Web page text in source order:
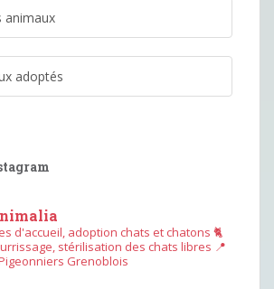
animaux
adoptés
d'accueil, adoption chats et chatons 🐈
stérilisation des chats libres 📍
Grenoblois